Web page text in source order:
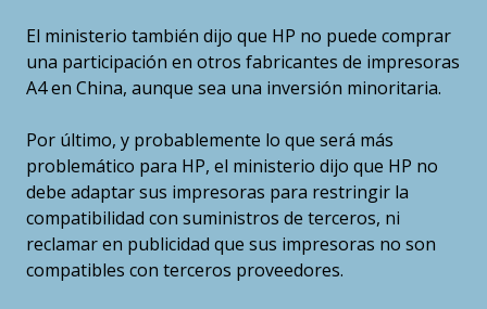
El ministerio también dijo que HP no puede comprar
una participación en otros fabricantes de impresoras
A4 en China, aunque sea una inversión minoritaria.
Por último, y probablemente lo que será más
problemático para HP, el ministerio dijo que HP no
debe adaptar sus impresoras para restringir la
compatibilidad con suministros de terceros, ni
reclamar en publicidad que sus impresoras no son
compatibles con terceros proveedores.